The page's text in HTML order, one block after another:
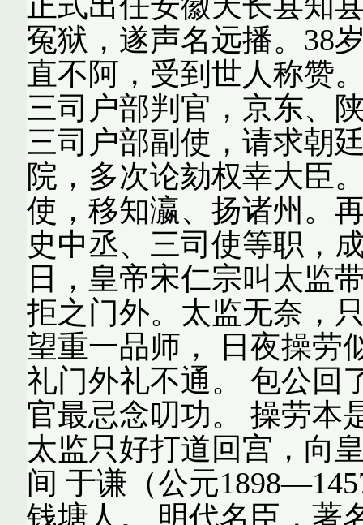
冤狱，遂声名远播。38
直不阿，受到世人称赞
三司户部判官，京东、
三司户部副使，请求朝
院，多次论劾权幸大臣
使，移知瀛、扬诸州。
史中丞、三司使等职，
日，皇帝宋仁宗叫太监
拒之门外。太监无奈，
望重一品师， 日夜操劳
礼门外礼不通。 包公回
官最忌念叨功。 操劳本
太监只好打道回宫，向
间 于谦（公元
钱塘人。 明代名臣，著